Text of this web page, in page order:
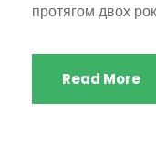
протягом двох
Read More